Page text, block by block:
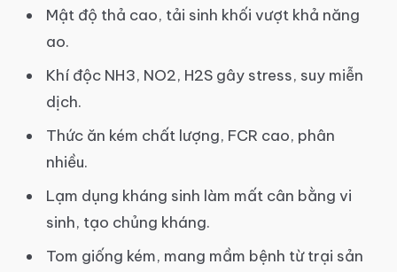
Mật độ thả cao, tải sinh khối vượt khả năng
ao.
Khí độc NH3, NO2, H2S gây stress, suy miễn
dịch.
Thức ăn kém chất lượng, FCR cao, phân
nhiều.
Lạm dụng kháng sinh làm mất cân bằng vi
sinh, tạo chủng kháng.
Tom giống kém, mang mầm bệnh từ trại sản